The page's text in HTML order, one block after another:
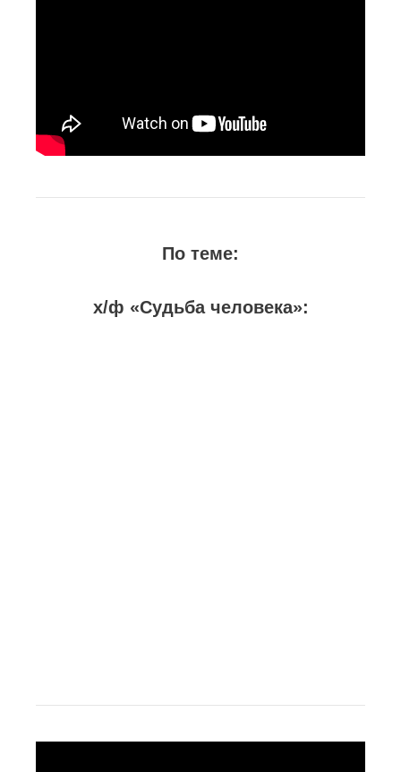
По теме:
х/ф «Судьба человека»: